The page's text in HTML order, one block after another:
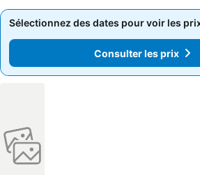
Sélectionnez des dates pour voir les
Consulter les prix
Sélectionnez des dates pour voir les
Consulter les prix